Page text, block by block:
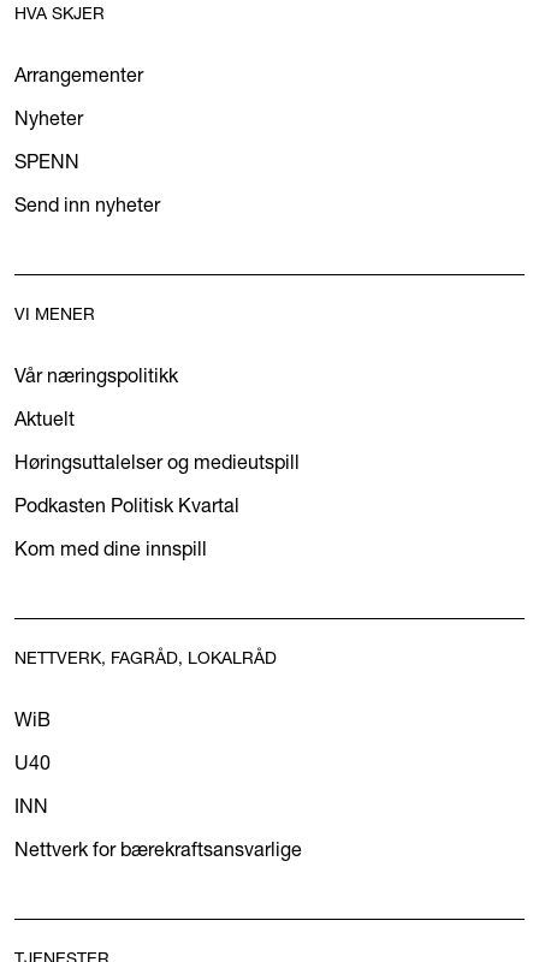
HVA SKJER
Arrangementer
Nyheter
SPENN
Send inn nyheter
VI MENER
Vår næringspolitikk
Aktuelt
Høringsuttalelser og medieutspill
Podkasten Politisk Kvartal
Kom med dine innspill
NETTVERK, FAGRÅD, LOKALRÅD
WiB
U40
INN
Nettverk for bærekraftsansvarlige